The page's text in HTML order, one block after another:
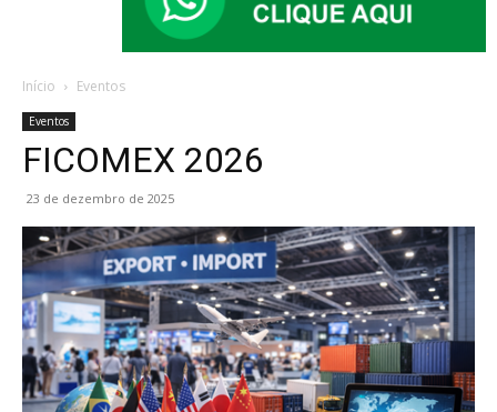
Início Eventos
Eventos
FICOMEX 2026
23 de dezembro de 2025